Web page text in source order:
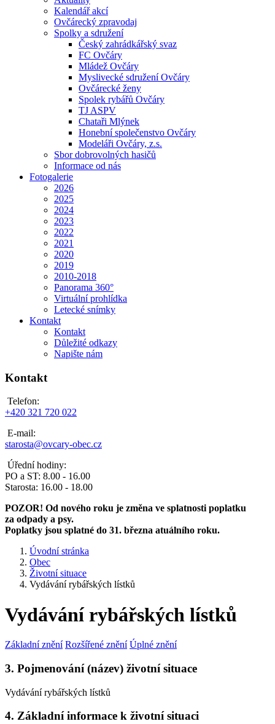
Kalendář akcí
Ovčárecký zpravodaj
Spolky a sdružení
Český zahrádkářský svaz
FC Ovčáry
Mládež Ovčáry
Myslivecké sdružení Ovčáry
Ovčárecké ženy
Spolek rybářů Ovčáry
TJ ASPV
Chataři Mlýnek
Honební společenstvo Ovčáry
Modeláři Ovčáry, z.s.
Sbor dobrovolných hasičů
Informace od nás
Fotogalerie
2026
2025
2024
2023
2022
2021
2020
2019
2010-2018
Panorama 360°
Virtuální prohlídka
Letecké snímky
Kontakt
Kontakt
Důležité odkazy
Napište nám
Kontakt
Telefon:
+420 321 720 022
E-mail:
starosta@ovcary-obec.cz
Úřední hodiny:
PO a ST: 8.00 - 16.00
Starosta: 16.00 - 18.00
POZOR! Od nového roku je změna ve splatnosti poplatku
za odpady a psy.
Poplatky jsou splatné do 31. března atuálního roku.
Úvodní stránka
Obec
Životní situace
Vydávání rybářských lístků
Vydávání rybářských lístků
Základní znění Rozšířené znění Úplné znění
3. Pojmenování (název) životní situace
Vydávání rybářských lístků
4. Základní informace k životní situaci